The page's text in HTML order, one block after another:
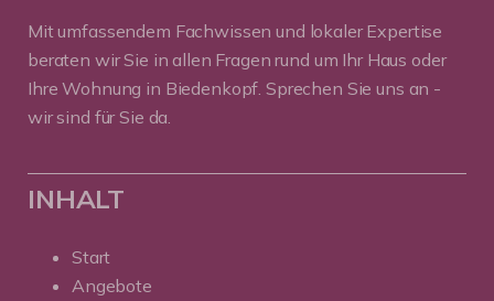
Mit umfassendem Fachwissen und lokaler Expertise
beraten wir Sie in allen Fragen rund um Ihr Haus oder
Ihre Wohnung in Biedenkopf. Sprechen Sie uns an -
wir sind für Sie da.
INHALT
Start
Angebote